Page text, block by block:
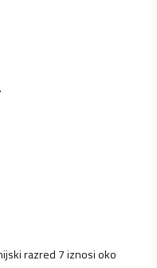
razred 7 iznosi oko